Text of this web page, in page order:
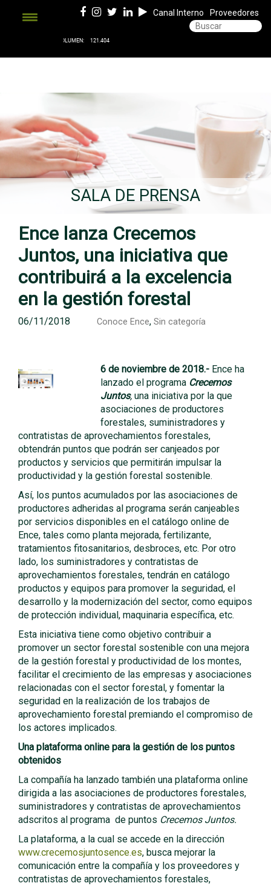
Canal Interno Proveedores
SALA DE PRENSA
Ence lanza Crecemos
Juntos, una iniciativa que
contribuirá a la excelencia
en la gestión forestal
06/11/2018 Conoce Ence, Sin categoría
6 de noviembre de 2018.- Ence ha
lanzado el programa Crecemos
Juntos,una iniciativa por la que
asociaciones de productores
forestales, suministradores y
contratistas de aprovechamientos forestales,
obtendrán puntos que podrán ser canjeados por
productos y servicios que permitirán impulsar la
productividad y la gestión forestal sostenible.
Así, los puntos acumulados por las asociaciones de
productores adheridas al programa serán canjeables
por servicios disponibles en el catálogo online de
Ence, tales como planta mejorada, fertilizante,
tratamientos fitosanitarios, desbroces, etc. Por otro
lado, los suministradores y contratistas de
aprovechamientos forestales, tendrán en catálogo
productos y equipos para promover la seguridad, el
desarrollo y la modernización del sector, como equipos
de protección individual, maquinaria específica, etc.
Esta iniciativa tiene como objetivo contribuir a
promover un sector forestal sostenible con una mejora
de la gestión forestal y productividad de los montes,
facilitar el crecimiento de las empresas y asociaciones
relacionadas con el sector forestal, y fomentar la
seguridad en la realización de los trabajos de
aprovechamiento forestal premiando el compromiso de
los actores implicados.
Una plataforma online para la gestión de los puntos
obtenidos
La compañía ha lanzado también una plataforma online
dirigida a las asociaciones de productores forestales,
suministradores y contratistas de aprovechamientos
adscritos al programa de puntos Crecemos Juntos.
La plataforma, a la cual se accede en la dirección
www.crecemosjuntosence.es, busca mejorar la
comunicación entre la compañía y los proveedores y
contratistas de aprovechamientos forestales,